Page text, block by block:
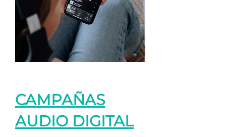
CAMPAÑAS
AUDIO DIGITAL